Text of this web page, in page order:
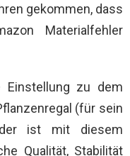
gekommen, dass
Materialfehler
Einstellung zu dem
(für sein
der ist mit diesem
Qualität, Stabilität